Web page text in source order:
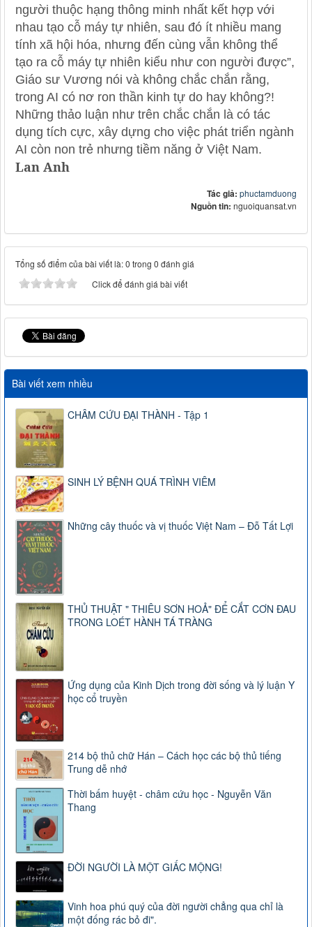
người thuộc hạng thông minh nhất kết hợp với
nhau tạo cỗ máy tự nhiên, sau đó ít nhiều mang
tính xã hội hóa, nhưng đến cùng vẫn không thể
tạo ra cỗ máy tự nhiên kiểu như con người được”,
Giáo sư Vương nói và không chắc chắn rằng,
trong AI có nơ ron thần kinh tự do hay không?!
Những thảo luận như trên chắc chắn là có tác
dụng tích cực, xây dựng cho việc phát triển ngành
AI còn non trẻ nhưng tiềm năng ở Việt Nam.
Lan Anh
Tác giả: phuctamduong
Nguồn tin: nguoiquansat.vn
Tổng số điểm của bài viết là: 0 trong 0 đánh giá
Click để đánh giá bài viết
Bài viết xem nhiều
CHÂM CỨU ĐẠI THÀNH - Tập 1
SINH LÝ BỆNH QUÁ TRÌNH VIÊM
Những cây thuốc và vị thuốc Việt Nam – Đỗ Tất Lợi
THỦ THUẬT " THIÊU SƠN HOẢ" ĐỂ CẮT CƠN ĐAU
TRONG LOÉT HÀNH TÁ TRÀNG
Ứng dụng của Kinh Dịch trong đời sống và lý luận Y
học cổ truyền
214 bộ thủ chữ Hán – Cách học các bộ thủ tiếng
Trung dễ nhớ
Thời bấm huyệt - châm cứu học - Nguyễn Văn
Thang
ĐỜI NGƯỜI LÀ MỘT GIẤC MỘNG!
Vinh hoa phú quý của đời người chẳng qua chỉ là
một đống rác bỏ đi".